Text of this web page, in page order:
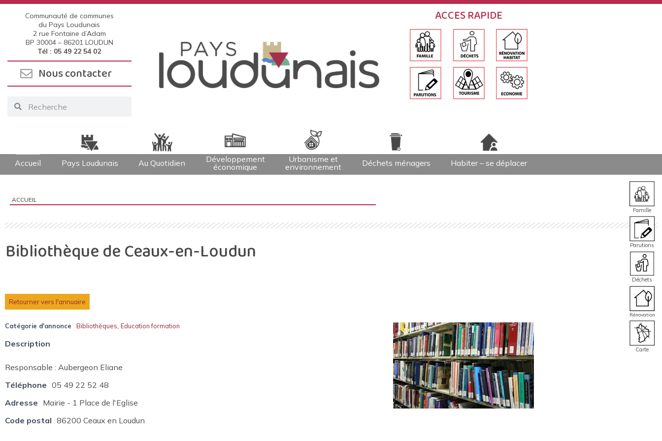
Communauté de communes
du Pays Loudunais
2 rue Fontaine d’Adam
BP 30004 – 86201 LOUDUN
Tél : 05 49 22 54 02
Nous contacter
ACCES RAPIDE
Accueil Pays Loudunais Au Quotidien
Développement
économique
Urbanisme et
environnement
Déchets ménagers Habiter – se déplacer
Famille
Parutions
Déchets
Rénovation
Carte
Vous êtes ici :
ACCUEIL
Bibliothèque de Ceaux-en-Loudun
Retourner vers l'annuaire
Catégorie d'annonce Bibliothèques Education formation
Description
Responsable : Aubergeon Eliane
Téléphone 05 49 22 52 48
Adresse Mairie - 1 Place de l'Eglise
Code postal 86200 Ceaux en Loudun